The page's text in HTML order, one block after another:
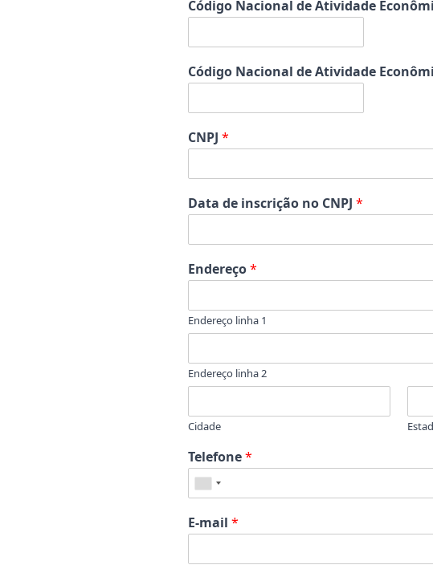
Código Nacional de Atividade
Código Nacional de Atividade
CNPJ *
Data de inscrição no CNPJ *
Endereço*
Endereço linha 1
Endereço linha 2
Cidade
Telefone*
E-mail *